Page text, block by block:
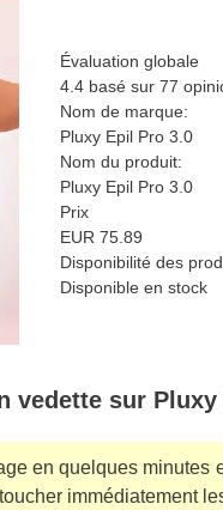
Évaluation globale
4.4 basé sur 77
Nom de marque:
Pluxy Epil Pro 3.0
Nom du produit:
Pluxy Epil Pro 3.0
Prix
EUR 75.89
Disponibilité des
Disponible en stock
vedette sur
en quelques minutes
immédiatement